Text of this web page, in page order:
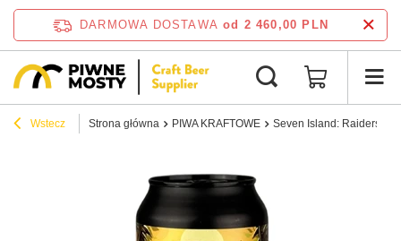
DARMOWA DOSTAWA od 2 460,00 PLN
Wstecz Strona główna PIWA KRAFTOWE Seven Island: Raiders -